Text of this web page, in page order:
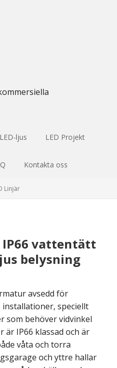
LED-ljus LED Projekt
Kontakta oss
Linjär
IP66 vattentätt
belysning
avsedd för
speciellt
som behöver vidvinkel
är IP66 klassad och är
våta och torra
och yttre hallar